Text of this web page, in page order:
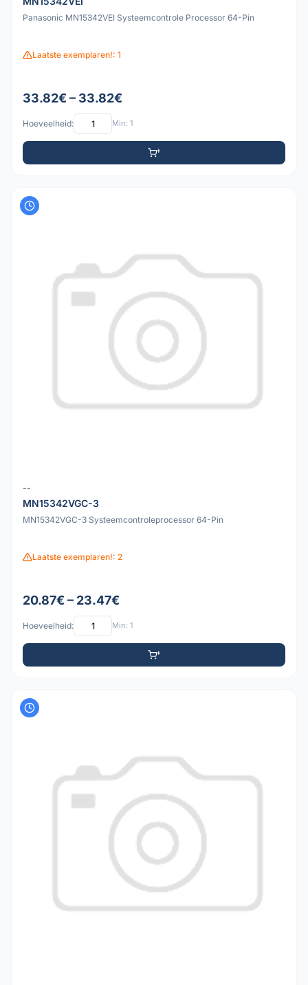
Panasonic MN15342VEI Systeemcontrole Processor 64-Pin
Laatste exemplaren!: 1
33.82€ – 33.82€
Hoeveelheid: Min: 1
--
MN15342VGC-3
MN15342VGC-3 Systeemcontroleprocessor 64-Pin
Laatste exemplaren!: 2
20.87€ – 23.47€
Hoeveelheid: Min: 1